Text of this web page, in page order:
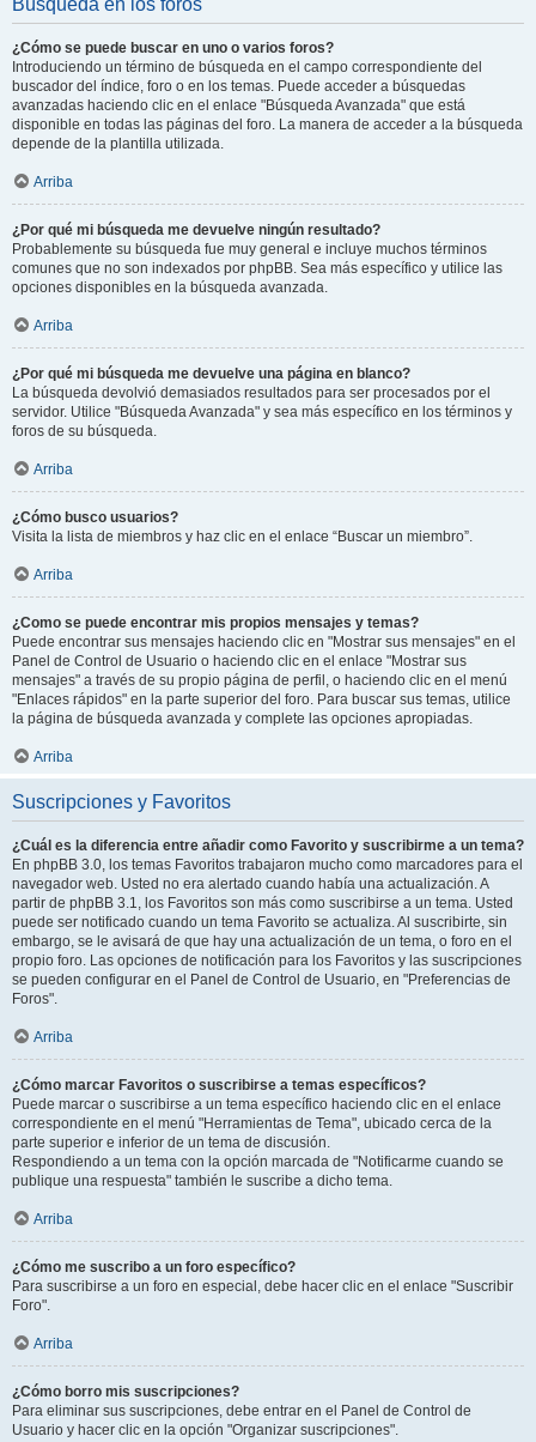
Búsqueda en los foros
¿Cómo se puede buscar en uno o varios foros?
Introduciendo un término de búsqueda en el campo correspondiente del
buscador del índice, foro o en los temas. Puede acceder a búsquedas
avanzadas haciendo clic en el enlace "Búsqueda Avanzada" que está
disponible en todas las páginas del foro. La manera de acceder a la búsqueda
depende de la plantilla utilizada.
Arriba
¿Por qué mi búsqueda me devuelve ningún resultado?
Probablemente su búsqueda fue muy general e incluye muchos términos
comunes que no son indexados por phpBB. Sea más específico y utilice las
opciones disponibles en la búsqueda avanzada.
Arriba
¿Por qué mi búsqueda me devuelve una página en blanco?
La búsqueda devolvió demasiados resultados para ser procesados por el
servidor. Utilice "Búsqueda Avanzada" y sea más específico en los términos y
foros de su búsqueda.
Arriba
¿Cómo busco usuarios?
Visita la lista de miembros y haz clic en el enlace “Buscar un miembro”.
Arriba
¿Como se puede encontrar mis propios mensajes y temas?
Puede encontrar sus mensajes haciendo clic en "Mostrar sus mensajes" en el
Panel de Control de Usuario o haciendo clic en el enlace "Mostrar sus
mensajes" a través de su propio página de perfil, o haciendo clic en el menú
"Enlaces rápidos" en la parte superior del foro. Para buscar sus temas, utilice
la página de búsqueda avanzada y complete las opciones apropiadas.
Arriba
Suscripciones y Favoritos
¿Cuál es la diferencia entre añadir como Favorito y suscribirme a un tema?
En phpBB 3.0, los temas Favoritos trabajaron mucho como marcadores para el
navegador web. Usted no era alertado cuando había una actualización. A
partir de phpBB 3.1, los Favoritos son más como suscribirse a un tema. Usted
puede ser notificado cuando un tema Favorito se actualiza. Al suscribirte, sin
embargo, se le avisará de que hay una actualización de un tema, o foro en el
propio foro. Las opciones de notificación para los Favoritos y las suscripciones
se pueden configurar en el Panel de Control de Usuario, en "Preferencias de
Foros".
Arriba
¿Cómo marcar Favoritos o suscribirse a temas específicos?
Puede marcar o suscribirse a un tema específico haciendo clic en el enlace
correspondiente en el menú "Herramientas de Tema", ubicado cerca de la
parte superior e inferior de un tema de discusión.
Respondiendo a un tema con la opción marcada de "Notificarme cuando se
publique una respuesta" también le suscribe a dicho tema.
Arriba
¿Cómo me suscribo a un foro específico?
Para suscribirse a un foro en especial, debe hacer clic en el enlace "Suscribir
Foro".
Arriba
¿Cómo borro mis suscripciones?
Para eliminar sus suscripciones, debe entrar en el Panel de Control de
Usuario y hacer clic en la opción "Organizar suscripciones".